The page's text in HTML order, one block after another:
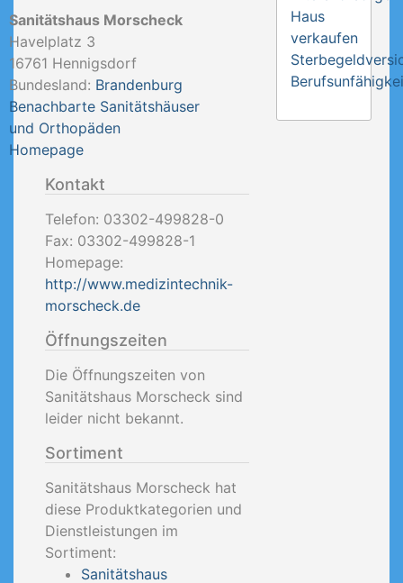
Sanitätshaus Morscheck
Havelplatz 3
16761 Hennigsdorf
Bundesland: Brandenburg
Benachbarte Sanitätshäuser
und Orthopäden
Homepage
Kontakt
Telefon: 03302-499828-0
Fax: 03302-499828-1
Homepage:
http://www.medizintechnik-
morscheck.de
Öffnungszeiten
Die Öffnungszeiten von
Sanitätshaus Morscheck sind
leider nicht bekannt.
Sortiment
Sanitätshaus Morscheck hat
diese Produktkategorien und
Dienstleistungen im
Sortiment:
Sanitätshaus
Haus
verkaufen